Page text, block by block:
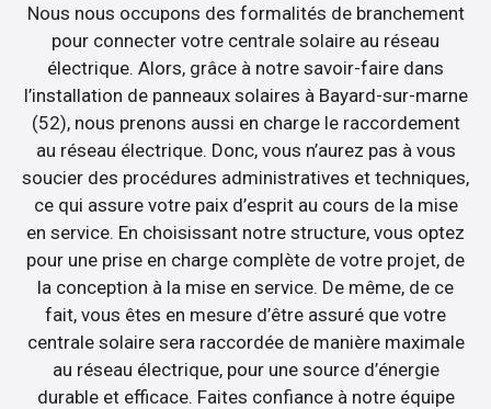
Nous nous occupons des formalités de branchement
pour connecter votre centrale solaire au réseau
électrique. Alors, grâce à notre savoir-faire dans
l’installation de panneaux solaires à Bayard-sur-marne
(52), nous prenons aussi en charge le raccordement
au réseau électrique. Donc, vous n’aurez pas à vous
soucier des procédures administratives et techniques,
ce qui assure votre paix d’esprit au cours de la mise
en service. En choisissant notre structure, vous optez
pour une prise en charge complète de votre projet, de
la conception à la mise en service. De même, de ce
fait, vous êtes en mesure d’être assuré que votre
centrale solaire sera raccordée de manière maximale
au réseau électrique, pour une source d’énergie
durable et efficace. Faites confiance à notre équipe